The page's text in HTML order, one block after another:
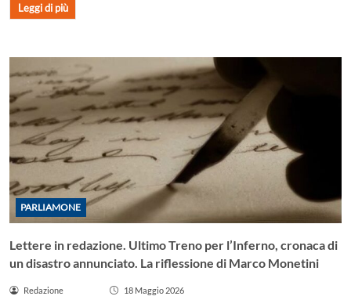
Leggi di più
PARLIAMONE
Lettere in redazione. Ultimo Treno per l’Inferno, cronaca di
un disastro annunciato. La riflessione di Marco Monetini
Redazione 18 Maggio 2026